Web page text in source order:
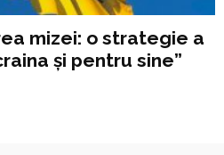
mizei: o strategie a
și pentru sine”